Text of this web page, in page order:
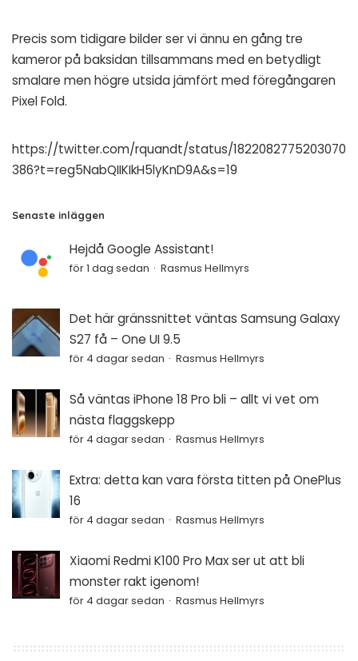
Precis som tidigare bilder ser vi ännu en gång tre
kameror på baksidan tillsammans med en betydligt
smalare men högre utsida jämfört med föregångaren
Pixel Fold.
https://twitter.com/rquandt/status/1822082775203070
386?t=reg5NabQIIKIkH5lyKnD9A&s=19
Senaste inläggen
Hejdå Google Assistant!
för 1 dag sedan Rasmus Hellmyrs
Det här gränssnittet väntas Samsung Galaxy
S27 få – One UI 9.5
för 4 dagar sedan Rasmus Hellmyrs
Så väntas iPhone 18 Pro bli – allt vi vet om
nästa flaggskepp
för 4 dagar sedan Rasmus Hellmyrs
Extra: detta kan vara första titten på OnePlus
16
för 4 dagar sedan Rasmus Hellmyrs
Xiaomi Redmi K100 Pro Max ser ut att bli
monster rakt igenom!
för 4 dagar sedan Rasmus Hellmyrs